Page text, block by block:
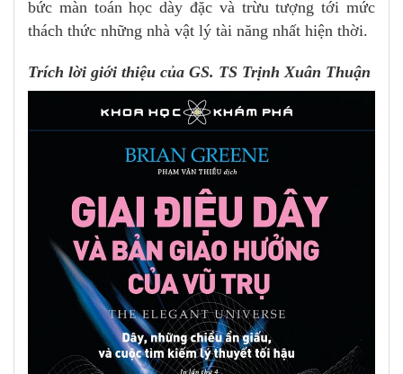
bức màn toán học dày đặc và trừu tượng tới mức
thách thức những nhà vật lý tài năng nhất hiện thời.
Trích lời giới thiệu của GS. TS Trịnh Xuân Thuận